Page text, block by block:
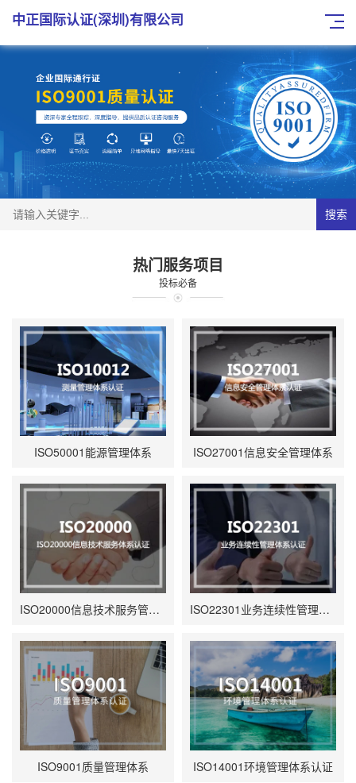
中正国际认证(深圳)有限公司
搜索
热门服务项目
投标必备
ISO50001能源管理体系 ISO27001信息安全管理体系
ISO20000信息技术服务管理体系 ISO22301业务连续性管理体系
ISO9001质量管理体系 ISO14001环境管理体系认证